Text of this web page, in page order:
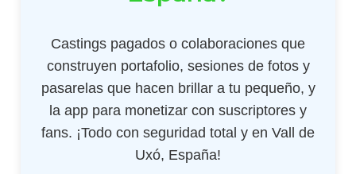
Castings pagados o colaboraciones que
construyen portafolio, sesiones de fotos y
pasarelas que hacen brillar a tu pequeño, y
la app para monetizar con suscriptores y
fans. ¡Todo con seguridad total y en Vall de
Uxó, España!